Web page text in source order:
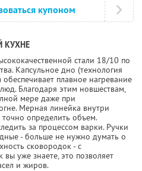
купоном
КУХНЕ
стали 18/10 по
Капсульное дно (технология
плавное нагревание
Благодаря этим новшествам,
мере даже при
Мерная линейка внутри
определить объем.
за процессом варки. Ручки
- больше не нужно думать о
сковородок - с
уже знаете, это позволяет
и жиров.